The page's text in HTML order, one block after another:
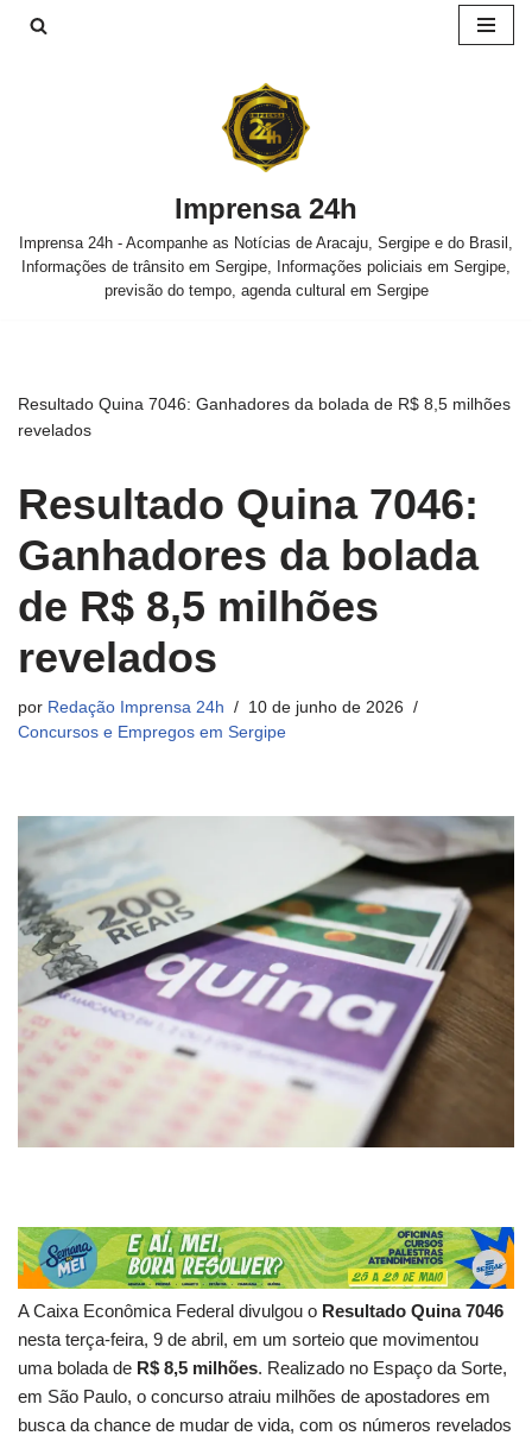
Imprensa 24h
Imprensa 24h - Acompanhe as Notícias de Aracaju, Sergipe e do Brasil,
Informações de trânsito em Sergipe, Informações policiais em Sergipe,
previsão do tempo, agenda cultural em Sergipe
Resultado Quina 7046: Ganhadores da bolada de R$ 8,5 milhões
revelados
Resultado Quina 7046:
Ganhadores da bolada
de R$ 8,5 milhões
revelados
por Redação Imprensa 24h
10 de junho de 2026
Concursos e Empregos em Sergipe
A Caixa Econômica Federal divulgou o Resultado Quina 7046
nesta terça-feira, 9 de abril, em um sorteio que movimentou
uma bolada de R$ 8,5 milhões. Realizado no Espaço da Sorte,
em São Paulo, o concurso atraiu milhões de apostadores em
busca da chance de mudar de vida, com os números revelados